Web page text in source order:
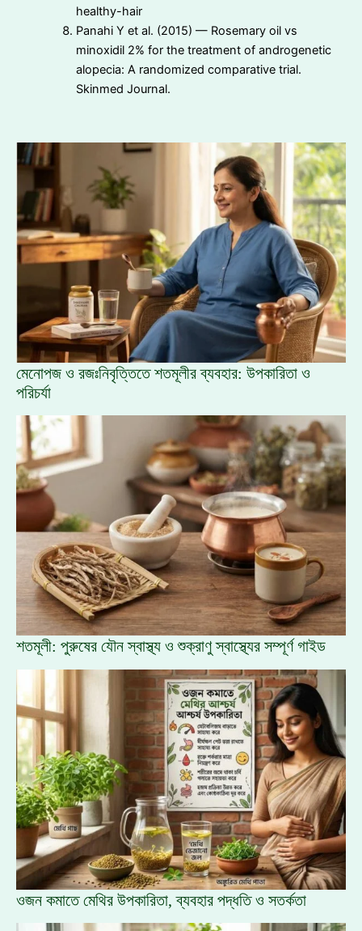
healthy-hair
Panahi Y et al. (2015) — Rosemary oil vs
minoxidil 2% for the treatment of androgenetic
alopecia: A randomized comparative trial.
Skinmed Journal.
মেনোপজ ও রজঃনিবৃত্তিতে শতমূলীর ব্যবহার: উপকারিতা ও
পরিচর্যা
শতমূলী: পুরুষের যৌন স্বাস্থ্য ও শুক্রাণু স্বাস্থ্যের সম্পূর্ণ গাইড
ওজন কমাতে মেথির উপকারিতা, ব্যবহার পদ্ধতি ও সতর্কতা